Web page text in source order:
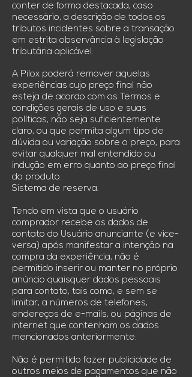
conter de forma destacada, caso
necessário, a descrição de todos os
tributos incidentes sobre a transação
em estrita observância à legislação
tributária aplicável.
A Pilox poderá remover aquelas
experiências cujo preço final não
esteja de acordo com os Termos e
condições gerais de uso e suas
políticas, não seja suficientemente
claro, ou que permita algum tipo de
dúvida ou variação sobre o preço, para
evitar qualquer mal entendido ou
indução em erro quanto ao preço final
do produto.
Sistema de reserva.
Tendo em vista que o usuário
comprador recebe os dados de
contato do Usuário anunciante (e vice-
versa) após manifestar a intenção na
compra da experiência, não é
permitido inserir ou manter no próprio
anúncio quaisquer dados pessoais
para contato, tais como, e sem se
limitar, a números de telefones,
endereços de e-mails, ou páginas de
internet que contenham os dados
mencionados anteriormente.
Não é permitido fazer publicidade de
outros meios de pagamentos que não